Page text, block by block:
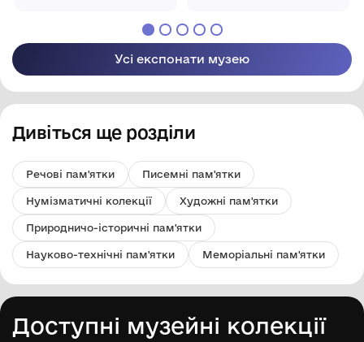
Усі експонати музею
Дивіться ще розділи
Речові пам'ятки Писемні пам'ятки
Нумізматичні колекції Художні пам'ятки
Природничо-історичні пам'ятки
Науково-технічні пам'ятки Меморіальні пам'ятки
Доступні музейні колекції